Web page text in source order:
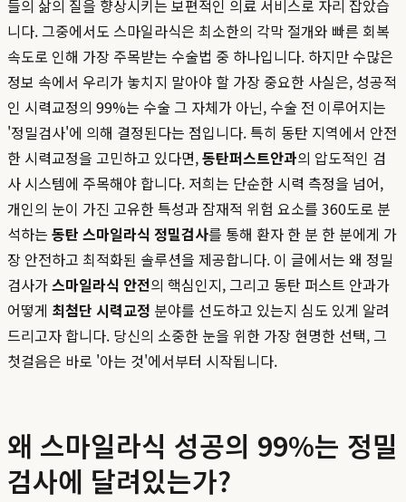
들의 삶의 질을 향상시키는 보편적인 의료 서비스로 자리 잡았습
니다. 그중에서도 스마일라식은 최소한의 각막 절개와 빠른 회복
속도로 인해 가장 주목받는 수술법 중 하나입니다. 하지만 수많은
정보 속에서 우리가 놓치지 말아야 할 가장 중요한 사실은, 성공적
인 시력교정의 99%는 수술 그 자체가 아닌, 수술 전 이루어지는
'정밀검사'에 의해 결정된다는 점입니다. 특히 동탄 지역에서 안전
한 시력교정을 고민하고 있다면,동탄퍼스트안과의 압도적인 검
사 시스템에 주목해야 합니다. 저희는 단순한 시력 측정을 넘어,
개인의 눈이 가진 고유한 특성과 잠재적 위험 요소를 360도로 분
석하는 동탄 스마일라식 정밀검사를 통해 환자 한 분 한 분에게 가
장 안전하고 최적화된 솔루션을 제공합니다. 이 글에서는 왜 정밀
검사가스마일라식 안전의 핵심인지, 그리고 동탄 퍼스트 안과가
어떻게 최첨단 시력교정 분야를 선도하고 있는지 심도 있게 알려
드리고자 합니다. 당신의 소중한 눈을 위한 가장 현명한 선택, 그
첫걸음은 바로 '아는 것'에서부터 시작됩니다.
왜 스마일라식 성공의 99%는 정밀
검사에 달려있는가?